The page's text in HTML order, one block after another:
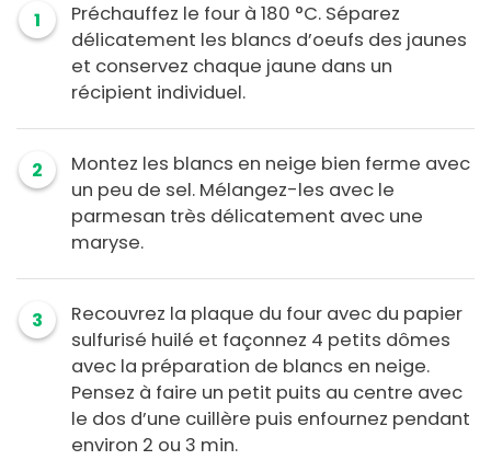
1
Préchauffez le four à 180 °C. Séparez
délicatement les blancs d’oeufs des jaunes
et conservez chaque jaune dans un
récipient individuel.
2
Montez les blancs en neige bien ferme avec
un peu de sel. Mélangez-les avec le
parmesan très délicatement avec une
maryse.
3
Recouvrez la plaque du four avec du papier
sulfurisé huilé et façonnez 4 petits dômes
avec la préparation de blancs en neige.
Pensez à faire un petit puits au centre avec
le dos d’une cuillère puis enfournez pendant
environ 2 ou 3 min.